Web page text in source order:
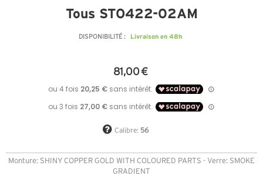
Tous STO422-02AM
DISPONIBILITÉ : Livraison en 48h
81,00 €
Calibre: 56
Monture: SHINY COPPER GOLD WITH COLOURED PARTS - Verre: SMOKE
GRADIENT